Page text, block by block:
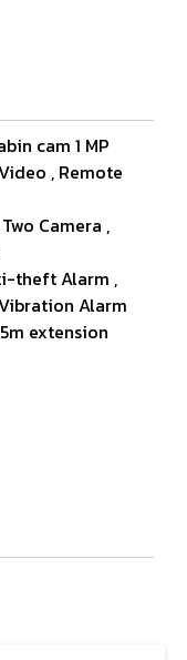
cam 1 MP
, Remote
Camera ,
theft Alarm ,
Alarm
extension